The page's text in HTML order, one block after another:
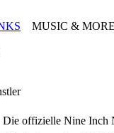
MUSIC &
Die offizielle Nine Inch